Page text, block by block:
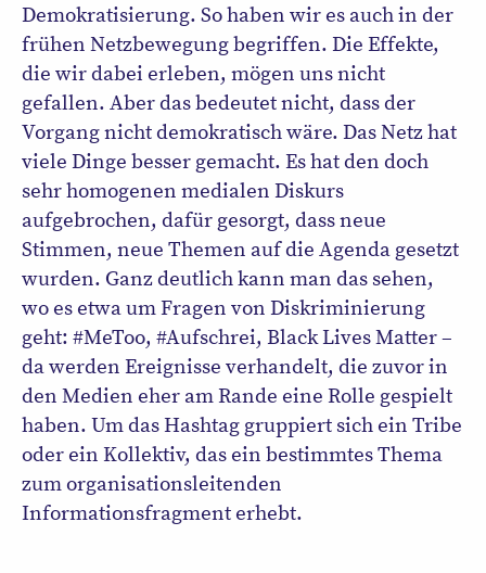
Demokratisierung. So haben wir es auch in der
frühen Netzbewegung begriffen. Die Effekte,
die wir dabei erleben, mögen uns nicht
gefallen. Aber das bedeutet nicht, dass der
Vorgang nicht demokratisch wäre. Das Netz hat
viele Dinge besser gemacht. Es hat den doch
sehr homogenen medialen Diskurs
aufgebrochen, dafür gesorgt, dass neue
Stimmen, neue Themen auf die Agenda gesetzt
wurden. Ganz deutlich kann man das sehen,
wo es etwa um Fragen von Diskriminierung
geht: #MeToo, #Aufschrei, Black Lives Matter –
da werden Ereignisse verhandelt, die zuvor in
den Medien eher am Rande eine Rolle gespielt
haben. Um das Hashtag gruppiert sich ein Tribe
oder ein Kollektiv, das ein bestimmtes Thema
zum organisationsleitenden
Informationsfragment erhebt.